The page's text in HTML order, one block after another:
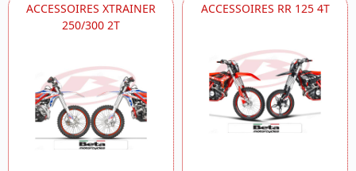
ACCESSOIRES XTRAINER
250/300 2T
ACCESSOIRES RR 125 4T